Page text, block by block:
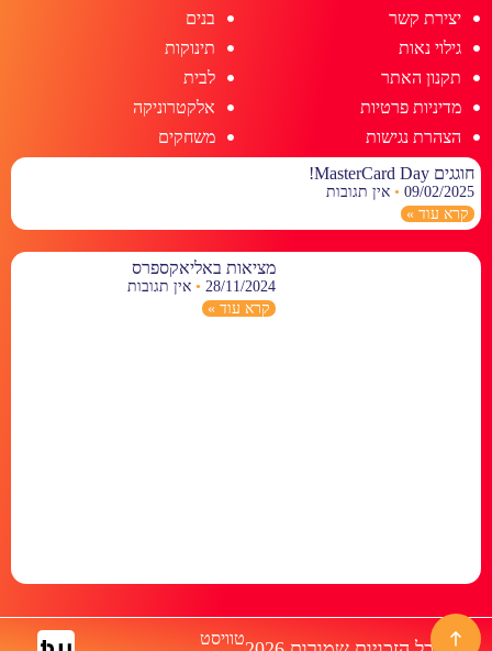
יצירת קשר
גילוי נאות
תקנון האתר
מדיניות פרטיות
הצהרת נגישות
בנים
תינוקות
לבית
אלקטרוניקה
משחקים
חוגגים MasterCard Day!
09/02/2025
אין תגובות
קרא עוד »
מציאות באליאקספרס
28/11/2024 אין תגובות
קרא עוד »
טוויסט